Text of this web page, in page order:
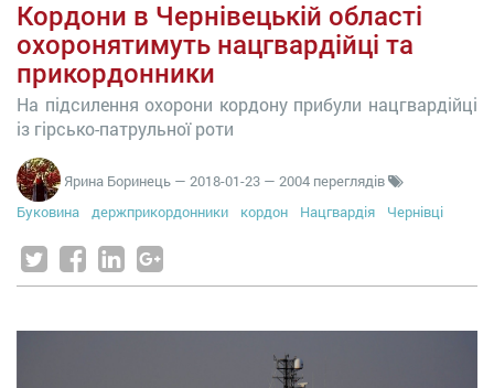
Кордони в Чернівецькій області
охоронятимуть нацгвардійці та
прикордонники
На підсилення охорони кордону прибули нацгвардійці
із гірсько-патрульної роти
Ярина Боринець — 2018-01-23 — 2004 переглядів
Буковина
держприкордонники кордон Нацгвардія Чернівці